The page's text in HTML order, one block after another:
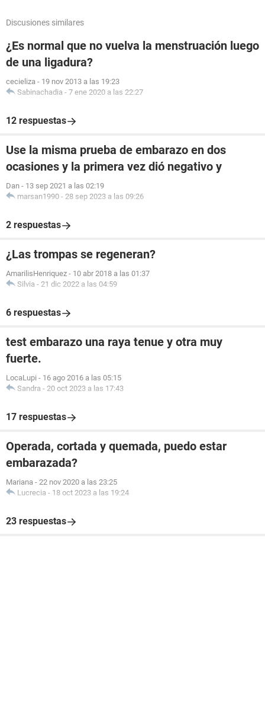
Discusiones similares
¿Es normal que no vuelva la menstruación luego
de una ligadura?
cecieliza - 19 nov 2013 a las 19:23
Sabinachadia - 7 ene 2020 a las 22:27
12 respuestas
Use la misma prueba de embarazo en dos
ocasiones y la primera vez dió negativo y
Dan - 13 sep 2021 a las 02:19
marsan1990 - 28 sep 2023 a las 09:26
2 respuestas
¿Las trompas se regeneran?
AmarilisHenriquez - 10 abr 2018 a las 01:37
Silvia - 21 dic 2022 a las 04:59
6 respuestas
test embarazo una raya tenue y otra muy
fuerte.
LocaLupi - 16 ago 2016 a las 05:15
Sandra - 20 oct 2023 a las 17:43
17 respuestas
Operada, cortada y quemada, puedo estar
embarazada?
Mariana - 22 nov 2020 a las 23:25
Lucrecia - 18 oct 2023 a las 19:24
23 respuestas